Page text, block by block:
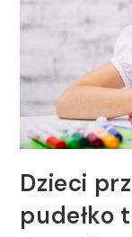
Dzieci
pudełko